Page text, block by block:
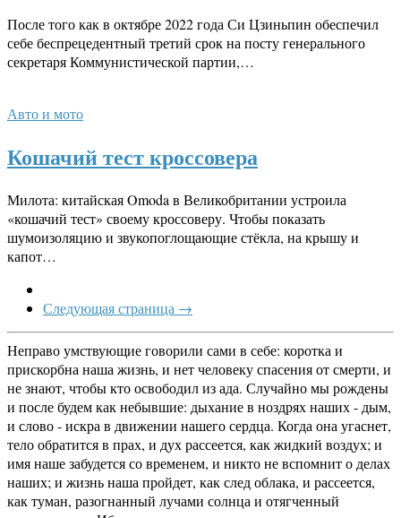
После того как в октябре 2022 года Си Цзиньпин обеспечил
себе беспрецедентный третий срок на посту генерального
секретаря Коммунистической партии,…
Авто и мото
Кошачий тест кроссовера
Милота: китайская Omoda в Великобритании устроила
«кошачий тест» своему кроссоверу. Чтобы показать
шумоизоляцию и звукопоглощающие стёкла, на крышу и
капот…
Следующая страница →
Неправо умствующие говорили сами в себе: коротка и
прискорбна наша жизнь, и нет человеку спасения от смерти, и
не знают, чтобы кто освободил из ада. Случайно мы рождены
и после будем как небывшие: дыхание в ноздрях наших - дым,
и слово - искра в движении нашего сердца. Когда она угаснет,
тело обратится в прах, и дух рассеется, как жидкий воздух; и
имя наше забудется со временем, и никто не вспомнит о делах
наших; и жизнь наша пройдет, как след облака, и рассеется,
как туман, разогнанный лучами солнца и отягченный